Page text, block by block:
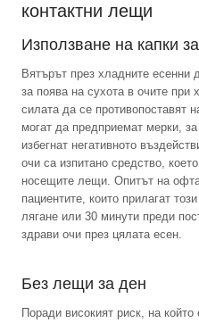
контактни лещи
Използване на капки
Вятърът през хладните есенни
за поява на сухота в очите
силата да се противопоставят
могат да предприемат мерки,
избегнат негативното
очи са изпитано средство,
носещите лещи. Опитът на
пациентите, които прилагат
лягане или 30 минути преди
здрави очи през цялата есен.
Без лещи за ден
Поради високият риск, на